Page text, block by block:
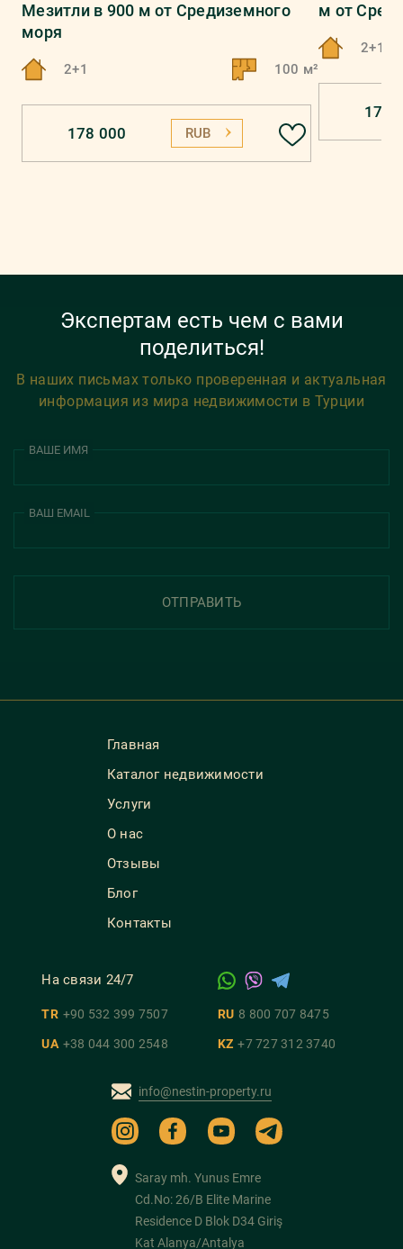
Мезитли в 900 м от Средиземного
моря
2+1 100 м²
178 000 RUB
м от
2+1
178
Экспертам есть чем с вами
поделиться!
В наших письмах только проверенная и актуальная
информация из мира недвижимости в Турции
ВАШЕ ИМЯ
ВАШ EMAIL
ОТПРАВИТЬ
Главная
Каталог недвижимости
Услуги
О нас
Отзывы
Блог
Контакты
На связи 24/7
TR +90 532 399 7507 RU 8 800 707 8475
UA +38 044 300 2548 KZ +7 727 312 3740
info@nestin-property.ru
Saray mh. Yunus Emre
Cd.No: 26/B Elite Marine
Residence D Blok D34 Giriş
Kat Alanya/Antalya